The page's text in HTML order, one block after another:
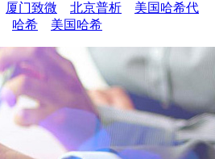
厦门致微 北京普析
美国哈希代
哈希 美国哈希